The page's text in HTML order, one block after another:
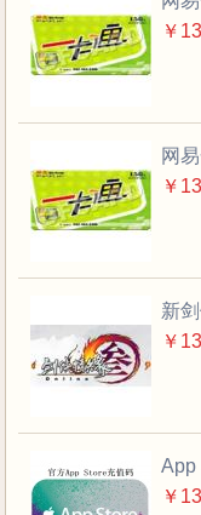
￥
网
￥
新
￥
App
￥